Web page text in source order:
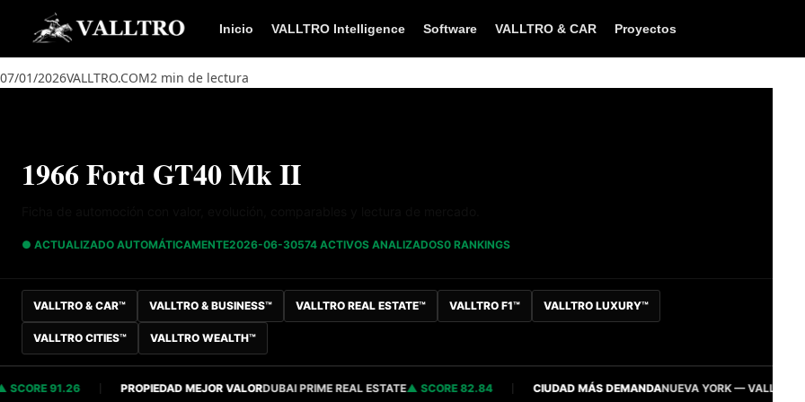
Saltar al contenido
Inicio VALLTRO Intelligence Software VALLTRO & CAR Proyectos
07/01/2026VALLTRO.COM2 min de lectura
1966 Ford GT40 Mk II
● ACTUALIZADO AUTOMÁTICAMENTE2026-06-30574 ACTIVOS ANALIZADOS0 RANKINGS
VALLTRO & CAR™ VALLTRO & BUSINESS™ VALLTRO REAL ESTATE™ VALLTRO F1™ VALLTRO LUXURY™
VALLTRO CITIES™ VALLTRO WEALTH™
91.26 PROPIEDAD MEJOR VALORDUBAI PRIME REAL ESTATE SCORE 82.84 CIUDAD MÁS DEMANDANUEVA YORK — VALLTRO